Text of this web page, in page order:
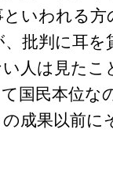
いわれる
批判に耳
人は見た
国民本位な
成果以前に